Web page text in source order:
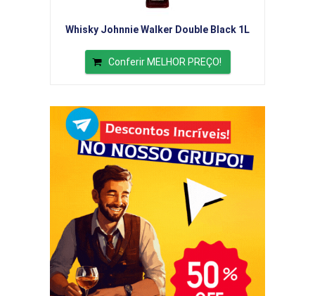
Whisky Johnnie Walker Double Black 1L
Conferir MELHOR PREÇO!